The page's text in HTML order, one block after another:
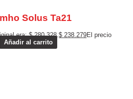
Solus Ta21
era: $ 280.328.$ 238.279El precio
Añadir al carrito